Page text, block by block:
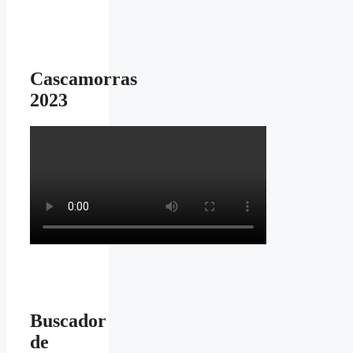
Cascamorras
2023
Buscador
de